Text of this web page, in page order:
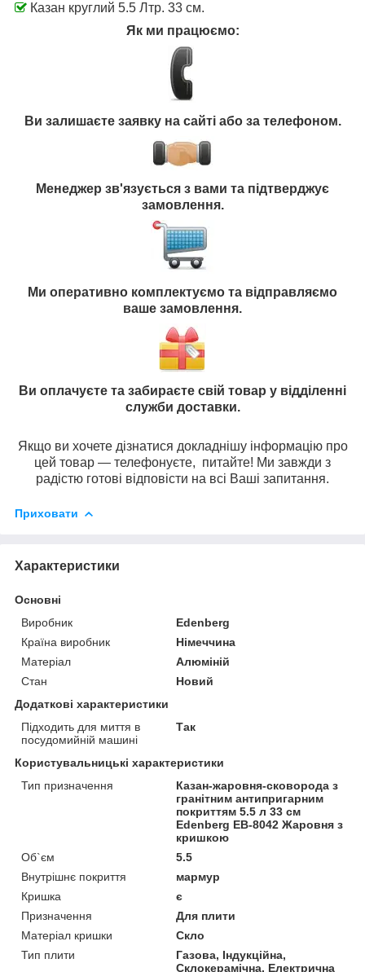
Казан круглий 5.5 Лтр. 33 см.
Як ми працюємо:
Ви залишаєте заявку на сайті або за телефоном.
Менеджер зв'язується з вами та підтверджує
замовлення.
Ми оперативно комплектуємо та відправляємо
ваше замовлення.
Ви оплачуєте та забираєте свій товар у відділенні
служби доставки.
Якщо ви хочете дізнатися докладнішу інформацію про
цей товар — телефонуєте, питайте! Ми завжди з
радістю готові відповісти на всі Ваші запитання.
Приховати
Характеристики
Основні
Виробник
Edenberg
Країна виробник
Німеччина
Матеріал
Алюміній
Стан
Новий
Додаткові характеристики
Підходить для миття в
посудомийній машині
Так
Користувальницькі характеристики
Тип призначення
Казан-жаровня-сковорода з
гранітним антипригарним
покриттям 5.5 л 33 см
Edenberg EB-8042 Жаровня з
кришкою
Об`єм
5.5
Внутрішнє покриття
мармур
Кришка
є
Призначення
Для плити
Матеріал кришки
Скло
Тип плити
Газова, Індукційна,
Склокерамічна, Електрична